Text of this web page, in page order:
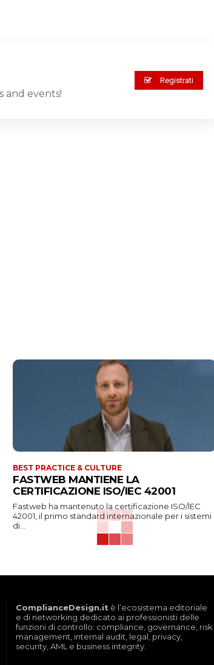
and events!
Registrati
BEST PRACTICE & CULTURE
FASTWEB MANTIENE LA
CERTIFICAZIONE ISO/IEC 42001
Fastweb ha mantenuto la certificazione ISO/IEC
42001, il primo standard internazionale per i sistemi
di...
ComplianceDesign.it è l’ecosistema editoriale
e di networking dedicato ai professionisti delle
funzioni di controllo: compliance, governance, risk
management, internal audit, legal, privacy,
security, AML e business integrity.